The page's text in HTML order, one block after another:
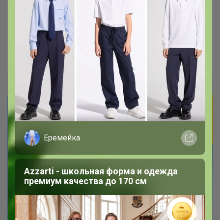
Пора обновить стельки
В наличии до 43 размера
Леныра
Еремейка
Azzarti - школьная форма и одежда
премиум качества до 170 см